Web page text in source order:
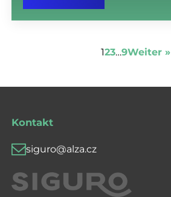
123…9Weiter »
Kontakt
siguro@alza.cz